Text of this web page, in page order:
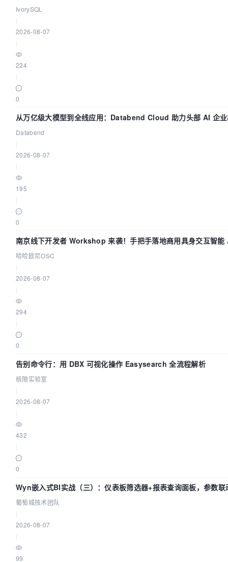
IvorySQL
2026-08-07
224
0
从万亿级大模型到全线应用：Databend Cloud 助力头部 AI 企
Databend
2026-08-07
195
0
南京线下开发者 Workshop 来袭！手把手落地商用具身交互智
哈哈欧尼OSC
2026-08-07
294
0
告别命令行：用 DBX 可视化操作 Easysearch 全流程解析
极限实验室
2026-08-07
432
0
Wyn嵌入式BI实战（三）：仪表板筛选器+报表查询面板，参数联
葡萄城技术团队
2026-08-07
99